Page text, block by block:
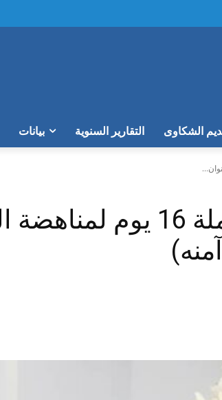
الشكاوى التقارير السنوية بيانات
الندوة الختامية من النشاط